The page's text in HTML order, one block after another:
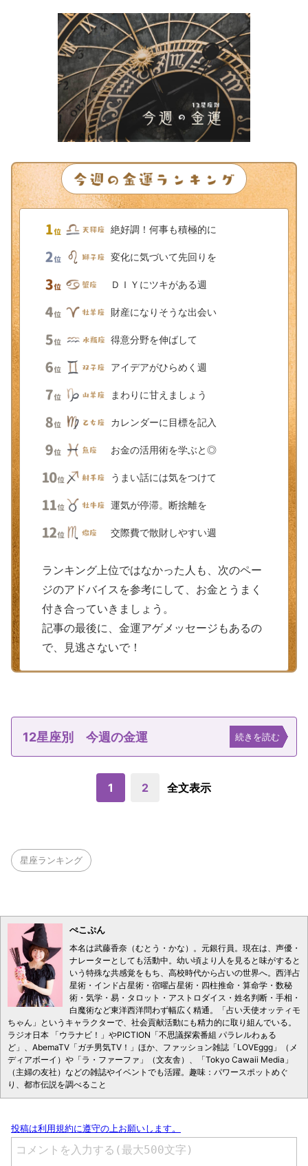
絶好調！何事も積極的に
変化に気づいて先回りを
ＤＩＹにツキがある週
財産になりそうな出会い
得意分野を伸ばして
アイデアがひらめく週
まわりに甘えましょう
カレンダーに目標を記入
お金の活用術を学ぶと◎
うまい話には気をつけて
運気が停滞。断捨離を
交際費で散財しやすい週
ランキング上位ではなかった人も、次のペー
ジのアドバイスを参考にして、お金とうまく
付き合っていきましょう。
記事の最後に、金運アゲメッセージもあるの
で、見逃さないで！
12星座別 今週の金運 続きを読む
1 2 全文表示
星座ランキング
ぺこぷん
本名は武藤香奈（むとう・かな）。元銀行員。現在は、声優・
ナレーターとしても活動中。幼い頃より人を見ると味がすると
いう特殊な共感覚をもち、高校時代から占いの世界へ。西洋占
星術・インド占星術・宿曜占星術・四柱推命・算命学・数秘
術・気学・易・タロット・アストロダイス・姓名判断・手相・
白魔術など東洋西洋問わず幅広く精通。「占い天使オッティモ
ちゃん」というキャラクターで、社会貢献活動にも精力的に取り組んでいる。
ラジオ日本 「ウラナビ！」やPICTION「不思議探索番組 パラレルわぁる
ど」、AbemaTV「ガチ男気TV！」ほか、ファッション雑誌「LOVEggg」（メ
ディアボーイ）や「ラ・ファーファ」（文友舎）、「Tokyo Cawaii Media」
（主婦の友社）などの雑誌やイベントでも活躍。趣味：パワースポットめぐ
り、都市伝説を調べること